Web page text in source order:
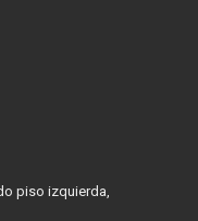
piso izquierda,